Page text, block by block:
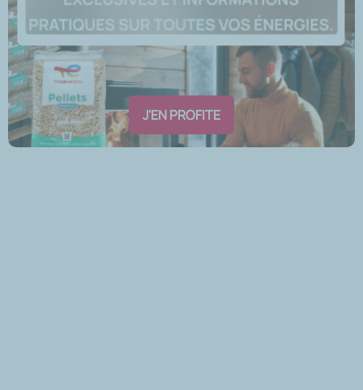
J'EN PROFITE